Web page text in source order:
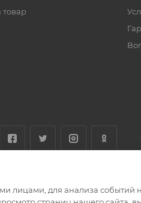
товар
для анализа событий